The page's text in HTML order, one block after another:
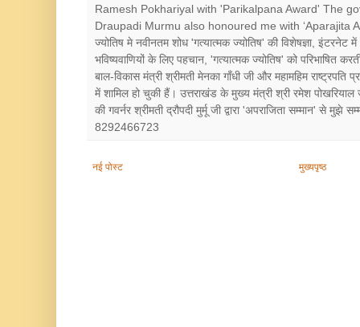
Ramesh Pokhariyal with 'Parikalpana Award' The
Draupadi Murmu also honoured me with ‘Aparajita
ज्योतिष मे नवीनतम शोध 'गत्यात्मक ज्योतिष' की विशेषज्ञा,
भविष्यवाणियों के लिए पहचान, 'गत्यात्मक ज्योतिष' को परिभाषित
बाल-विकास मंत्री श्रीमती मेनका गाँधी जी और महामहिम
में शामिल हो चुकी हैं। उत्तराखंड के मुख्य मंत्री श्री रमेश पोखरियाल
की गवर्नर श्रीमती द्रौपदी मुर्मू जी द्वारा 'अपराजिता सम्मान' से
8292466723
नई पोस्ट मुख्यपृष्ठ